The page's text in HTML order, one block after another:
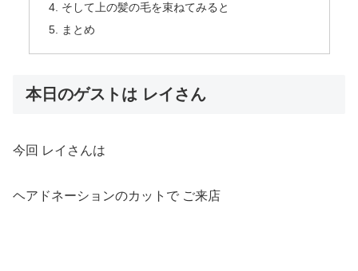
そして上の髪の毛を束ねてみると
まとめ
本日のゲストは レイさん
今回 レイさんは
ヘアドネーションのカットで ご来店